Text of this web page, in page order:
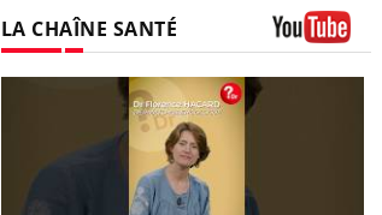
LA CHAÎNE SANTÉ